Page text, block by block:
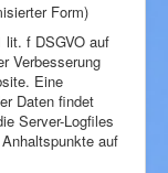
Form)
lit. f DSGVO auf
Verbesserung
Eine
Daten findet
Server-Logfiles
auf